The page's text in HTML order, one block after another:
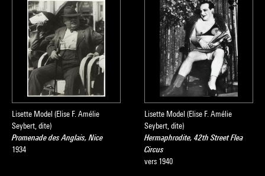
Lisette Model (Elise F. Amélie
Seybert, dite)
Promenade des Anglais, Nice
1934
Lisette Model (Elise F. Amélie
Seybert, dite)
Hermaphrodite, 42th Street Flea
Circus
vers 1940